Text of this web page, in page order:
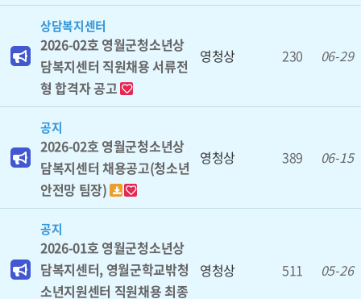
상담복지센터
2026-02호 영월군청소년상
담복지센터 직원채용 서류전
형 합격자 공고
영청상 230 06-29
공지
2026-02호 영월군청소년상
담복지센터 채용공고(청소년
안전망 팀장)
영청상 389 06-15
공지
2026-01호 영월군청소년상
담복지센터, 영월군학교밖청
소년지원센터 직원채용 최종
영청상 511 05-26